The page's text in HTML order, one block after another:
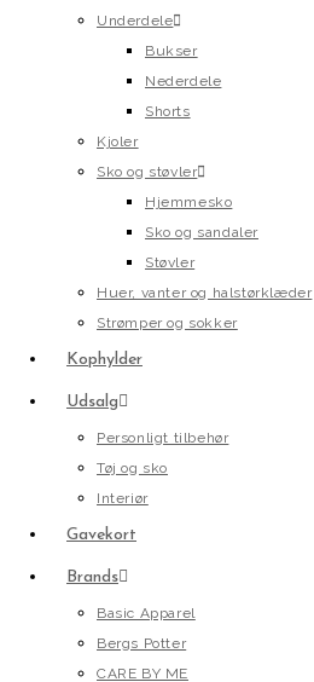
Underdele
Bukser
Nederdele
Shorts
Kjoler
Sko og støvler
Hjemmesko
Sko og sandaler
Støvler
Huer, vanter og halstørklæder
Strømper og sokker
Kophylder
Udsalg
Personligt tilbehør
Tøj og sko
Interiør
Gavekort
Brands
Basic Apparel
Bergs Potter
CARE BY ME